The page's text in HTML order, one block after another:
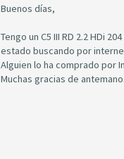
Buenos días,
Tengo un C5 III RD 2.2 HDi
estado buscando por
Alguien lo ha comprado por
Muchas gracias de antemano.